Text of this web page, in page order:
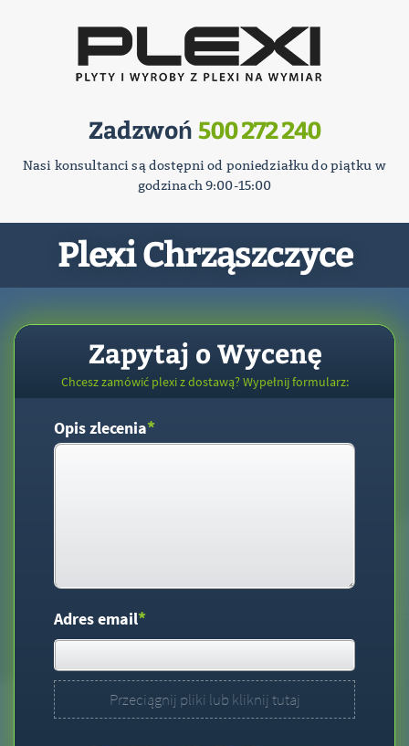
Zadzwoń 500 272 240
Nasi konsultanci są dostępni od poniedziałku do piątku w
godzinach 9:00-15:00
Plexi Chrząszczyce
Zapytaj o Wycenę
Chcesz zamówić plexi z dostawą? Wypełnij formularz:
Opis zlecenia*
Adres email*
Przeciągnij pliki lub kliknij tutaj